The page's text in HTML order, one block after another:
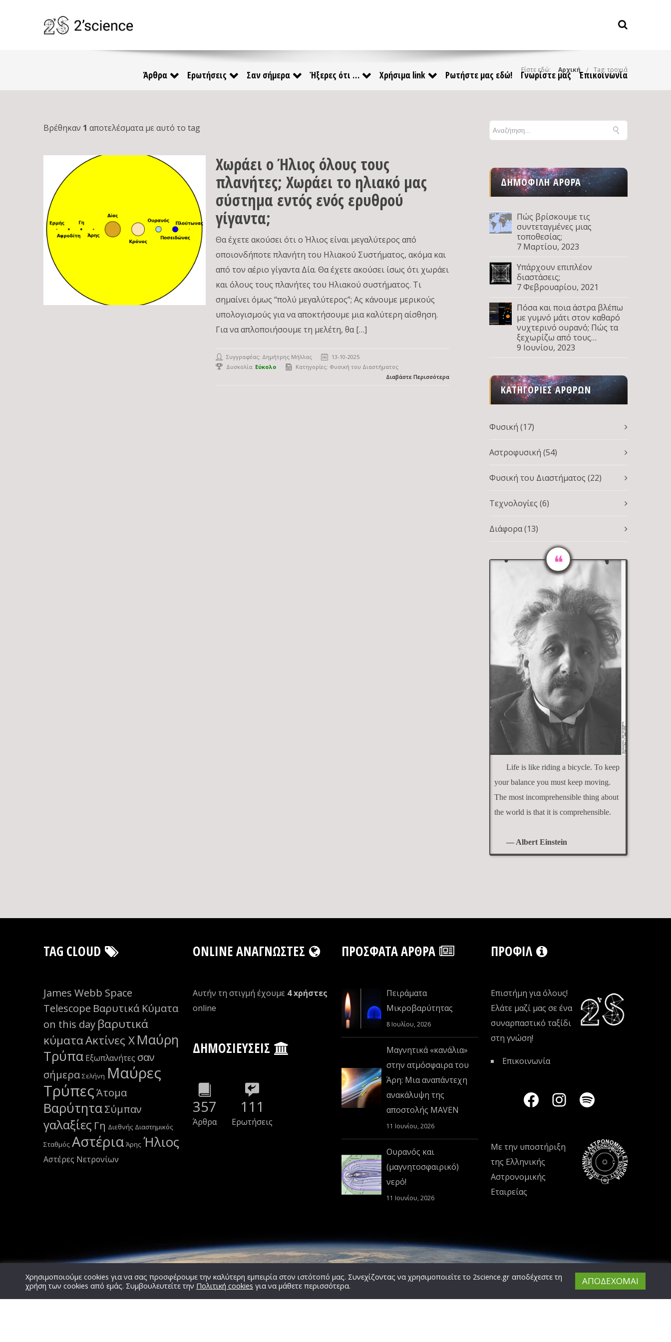
Άρθρα Ερωτήσεις Σαν σήμερα Ήξερες ότι … Χρήσιμα link Ρωτήστε μας εδώ! Γνωρίστε μας Επικοινωνία
Είστε εδώ: Αρχική Tag: τροχιά
Βρέθηκαν 1 αποτελέσματα με αυτό το tag
Χωράει ο Ήλιος όλους τους
πλανήτες; Χωράει το ηλιακό μας
σύστημα εντός ενός ερυθρού
γίγαντα;
Θα έχετε ακούσει ότι ο Ήλιος είναι μεγαλύτερος από
οποιονδήποτε πλανήτη του Ηλιακού Συστήματος, ακόμα και
από τον αέριο γίγαντα Δία. Θα έχετε ακούσει ίσως ότι χωράει
και όλους τους πλανήτες του Ηλιακού συστήματος. Τι
σημαίνει όμως “πολύ μεγαλύτερος”; Ας κάνουμε μερικούς
υπολογισμούς για να αποκτήσουμε μια καλύτερη αίσθηση.
Για να απλοποιήσουμε τη μελέτη, θα […]
Συγγραφέας: Δημήτρης Μήλλας
13-10-2025
Δυσκολία: Εύκολο Κατηγορίες: Φυσική του Διαστήματος
Διαβάστε Περισσότερα
ΔΗΜΟΦΙΛΉ ΆΡΘΡΑ
Πώς βρίσκουμε τις
συντεταγμένες μιας
τοποθεσίας;
7 Μαρτίου, 2023
Υπάρχουν επιπλέον
διαστάσεις;
7 Φεβρουαρίου, 2021
Πόσα και ποια άστρα βλέπω
με γυμνό μάτι στον καθαρό
νυχτερινό ουρανό; Πώς τα
ξεχωρίζω από τους
πλανήτες; Μέρος Δ
9 Ιουνίου, 2023
ΚΑΤΗΓΟΡΊΕΣ ΆΡΘΡΩΝ
Φυσική (17)
Αστροφυσική (54)
Φυσική του Διαστήματος (22)
Τεχνολογίες (6)
Διάφορα(13)
Life is like riding a bicycle. To keep
your balance you must keep moving.
The most incomprehensible thing about
the world is that it is comprehensible.
— Albert Einstein
TAG CLOUD
James Webb Space
Telescope Βαρυτικά Κύματα
on this day βαρυτικά
κύματαΑκτίνες ΧΜαύρη
Τρύπα Εξωπλανήτες σαν
σήμερα Σελήνη Μαύρες
ΤρύπεςΆτομα
ΒαρύτηταΣύμπαν
γαλαξίες Γη Διεθνής Διαστημικός
Σταθμός Αστέρια Άρης Ήλιος
Αστέρες Νετρονίων
ONLINE ΑΝΑΓΝΏΣΤΕΣ
Αυτήν τη στιγμή έχουμε 4 xρήστες
οnline
ΔΗΜΟΣΙΕΎΣΕΙΣ
357
Άρθρα
111
Ερωτήσεις
ΠΡΌΣΦΑΤΑ ΆΡΘΡΑ
Πειράματα
Μικροβαρύτητας
8 Ιουλίου, 2026
Μαγνητικά «κανάλια»
στην ατμόσφαιρα του
Άρη: Μια αναπάντεχη
ανακάλυψη της
αποστολής MAVEN
11 Ιουνίου, 2026
Ουρανός και
(μαγνητοσφαιρικό)
νερό!
11 Ιουνίου, 2026
ΠΡΟΦΊΛ
Επιστήμη για όλους!
Ελάτε μαζί μας σε ένα
συναρπαστικό ταξίδι
στη γνώση!
Επικοινωνία
Με την υποστήριξη
της Ελληνικής
Αστρονομικής
Εταιρείας
Χρησιμοποιούμε cookies για να σας προσφέρουμε την καλύτερη εμπειρία στον ιστότοπό μας. Συνεχίζοντας να χρησιμοποιείτε το 2science.grαποδέχεστε τη
χρήση των cookies από εμάς. Συμβουλευτείτε την Πολιτική cookies για να μάθετε περισσότερα. ΑΠΟΔΕΧΟΜΑΙ